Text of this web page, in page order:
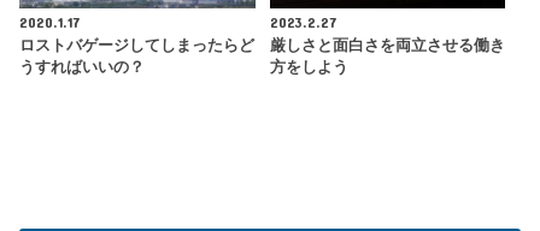
2020.1.17
ロストバゲージしてしまったらど
うすればいいの？
2023.2.27
厳しさと面白さを両立させる働き
方をしよう